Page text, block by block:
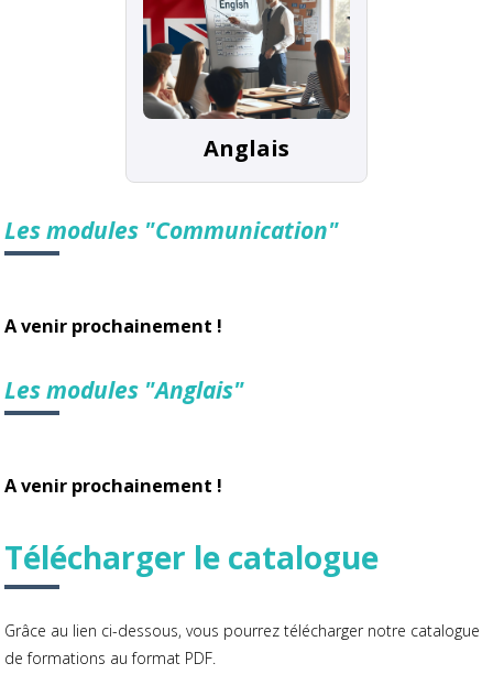
Anglais
Les modules "Communication"
A venir prochainement !
Les modules "Anglais"
A venir prochainement !
Télécharger le catalogue
Grâce au lien ci-dessous, vous pourrez télécharger notre catalogue
de formations au format PDF.